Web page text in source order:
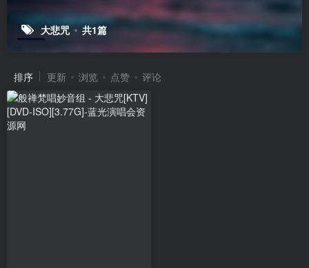
大悲咒 共1篇
排序 更新 浏览 点赞 评论